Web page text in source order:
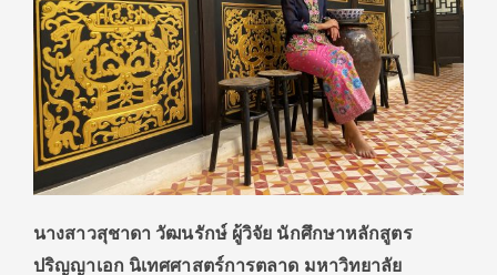
นางสาวสุชาดา วัฒนรักษ์ ผู้วิจัย นักศึกษาหลักสูตร
ปริญญาเอก นิเทศศาสตร์การตลาด มหาวิทยาลัย